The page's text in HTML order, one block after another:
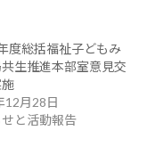
度総括福祉子どもみ
生推進本部室意見交
12月28日
と活動報告